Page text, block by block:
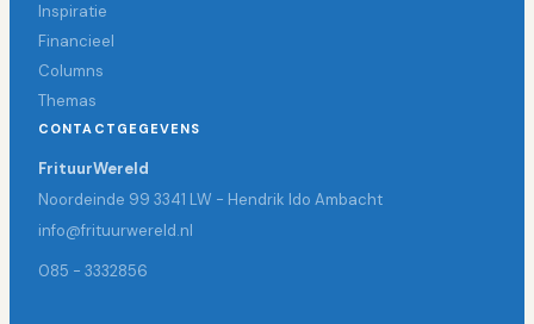
Inspiratie
Financieel
Columns
Themas
CONTACTGEGEVENS
FrituurWereld
Noordeinde 99 3341 LW - Hendrik Ido Ambacht
info@frituurwereld.nl
085 - 3332856